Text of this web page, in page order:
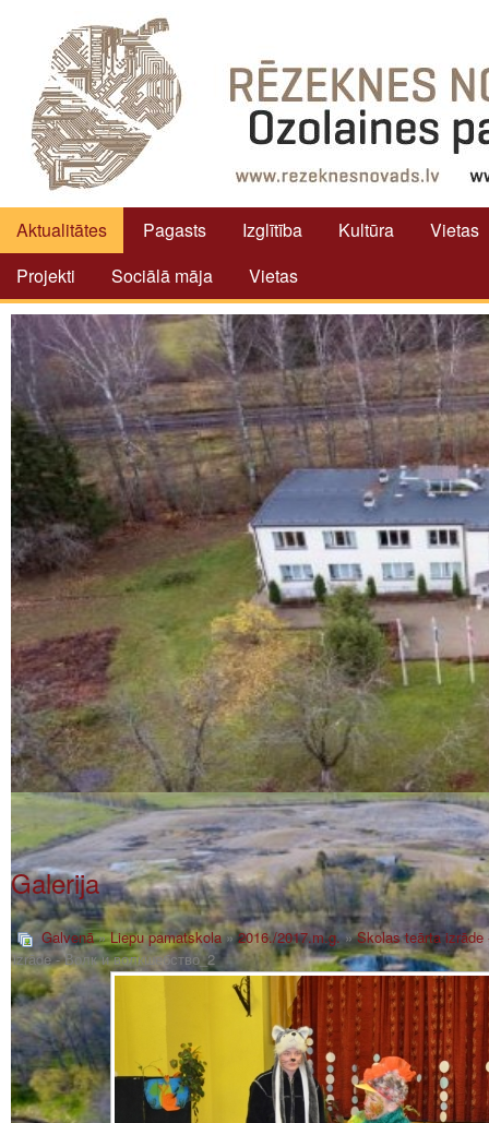
Aktualitātes Pagasts Izglītība Kultūra
Vietas
Projekti
Sociālā māja Vietas
Galerija
Galvenā»Liepu pamatskola»2016./2017.m.g.»Skolas teārta
izrāde - Волк и волкшебство_2